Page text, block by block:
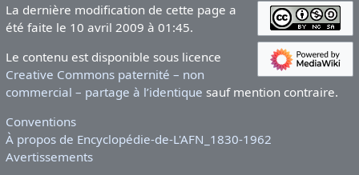
La dernière modification de cette page a
été faite le 10 avril 2009 à 01:45.
Le contenu est disponible sous licence
Creative Commons paternité – non
commercial – partage à l’identique sauf mention contraire.
Conventions
À propos de Encyclopédie-de-L'AFN_1830-1962
Avertissements